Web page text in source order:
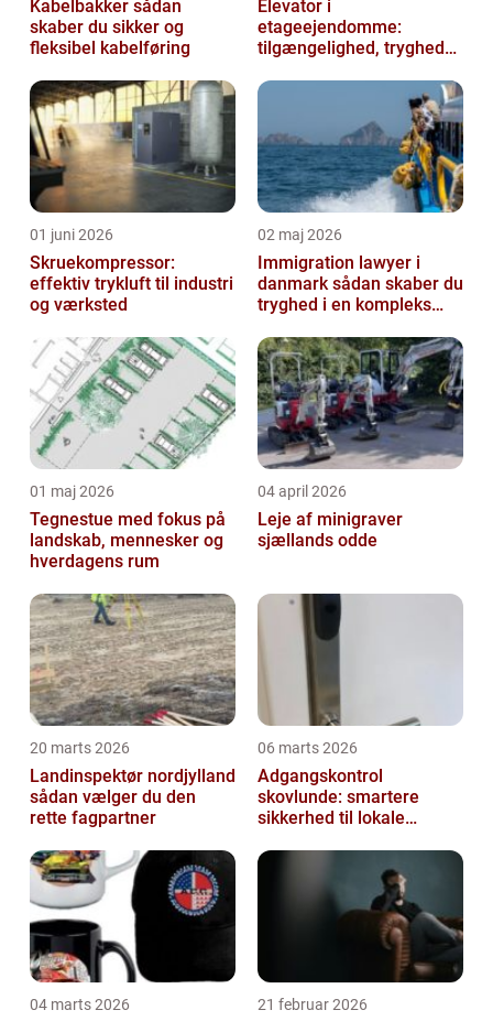
Kabelbakker sådan
skaber du sikker og
fleksibel kabelføring
Elevator i
etageejendomme:
tilgængelighed, tryghed
01 juni 2026
Skruekompressor:
effektiv trykluft til industri
og værksted
02 maj 2026
Immigration lawyer i
danmark sådan skaber du
tryghed i en kompleks
01 maj 2026
Tegnestue med fokus på
landskab, mennesker og
hverdagens rum
04 april 2026
Leje af minigraver
sjællands odde
20 marts 2026
Landinspektør nordjylland
sådan vælger du den
rette fagpartner
06 marts 2026
Adgangskontrol
skovlunde: smartere
sikkerhed til lokale
04 marts 2026 21 februar 2026